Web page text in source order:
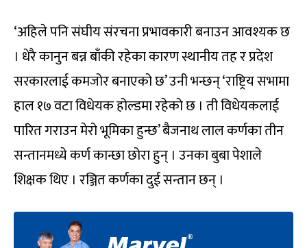
‘अहिले पनि संघीय संरचना प्रभावकारी बनाउन आवश्यक छ
। धेरै कानुन बन्न बाँकी रहेका कारण स्थानीय तह र प्रदेश
सरकारलाई कमजोर बनाएको छ’ उनी भन्छन् ‘राष्ट्रिय सभामा
हाल १७ वटा विधेयक होल्डमा रहेको छ । ती विधेयकलाई
पारित गराउन मेरो भूमिका हुन्छ’ बैजनाथ लाल कर्णका तीन
सन्तानमध्ये कर्ण कान्छा छोरा हुन् । उनका बुबा पेशाले
शिक्षक थिए । रञ्जित कर्णका दुई सन्तान छन् ।